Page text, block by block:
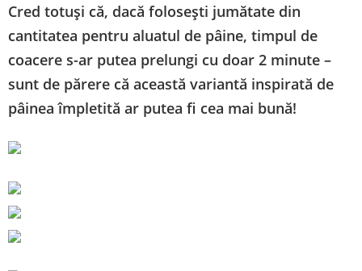
Cred totuși că, dacă folosești jumătate din
cantitatea pentru aluatul de pâine, timpul de
coacere s-ar putea prelungi cu doar 2 minute –
sunt de părere că această variantă inspirată de
pâinea împletită ar putea fi cea mai bună!